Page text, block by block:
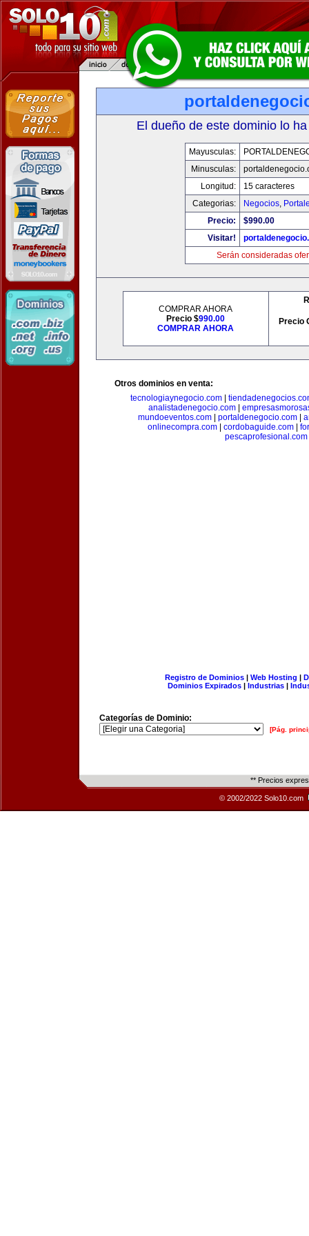
El dueño de este dominio lo
Mayusculas:
Minusculas:
Longitud:
15 caracteres
Categorias:
Negocios,
Precio:
$990.00
Visitar!
Serán consideradas
COMPRAR AHORA
Precio $990.00
COMPRAR AHORA
Precio
Otros dominios en venta:
tecnologiaynegocio.com
analistadenegocio.com
mundoeventos.com| portaldenegocio.com|
onlinecompra.com| cordobaguide.com|
pescaprofesional.com
Registro de Dominios| Web Hosting |
Dominios Expirados | Industrias |
Categorías de Dominio:
[Pág.
** Precios
© 2002/2022 Solo10.com